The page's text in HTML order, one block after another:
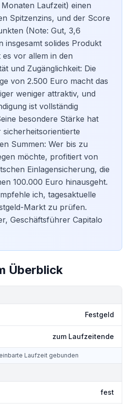
Monaten Laufzeit) einen
Spitzenzins, und der Score
(Note: Gut, 3,6
insgesamt solides Produkt
vor allem in den
und Zugänglichkeit: Die
von 2.500 Euro macht das
weniger attraktiv, und
ist vollständig
besondere Stärke hat
sicherheitsorientierte
Summen: Wer bis zu
möchte, profitiert von
Einlagensicherung, die
100.000 Euro hinausgeht.
ich, tagesaktuelle
Markt zu prüfen.
Geschäftsführer Capitalo
Überblick
Festgeld
zum Laufzeitende
Laufzeit gebunden
fest